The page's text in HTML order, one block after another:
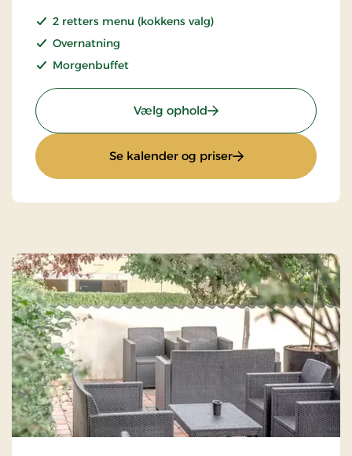
2 retters menu (kokkens valg)
Overnatning
Morgenbuffet
Vælg ophold: Ophold med
Se kalender og priser: Ophold med